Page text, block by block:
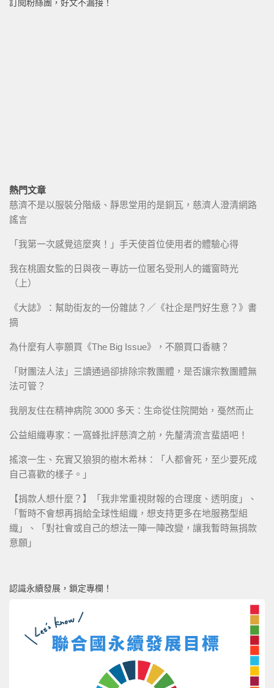
訂閱粉絲團，好文不漏接！
熱門文章
慈濟不是以服裝分階級、靜思堂用的是銅瓦，慈濟人澄清網路
謠言
「我第一次感覺這麼爽！」手天使首位使用者的體驗心得
我在桃園女監的日與夜－專訪一位匿名受刑人的鐵窗時光
（上）
《大誌》：幫助街友的一份雜誌？／《社企是門好生意？》書
摘
為什麼有人寧願買《The Big Issue》，不願買口香糖？
「財團法人法」三讀通過卻排除宗教團體，是否讓宗教團體無
法可管？
我朋友住在精神病院 3000 多天：生命從住院開始，戞然而止
公益組織專家：一窩蜂批評慈濟之前，先釐清流言蜚語吧！
搖滾一生、充實又狼狽的樹木希林：「人都會死，至少要死成
自己喜歡的樣子。」
【捐款人想什麼？】「我非常重視財報的合理度、透明度」、
「暫時不會想再捐給全球性組織，想支持更多在地服務型組
織」、「對社會或自己的想法一陣一陣改變，讓我暫時無捐款
意願」
認識永續發展，鎖定專欄！